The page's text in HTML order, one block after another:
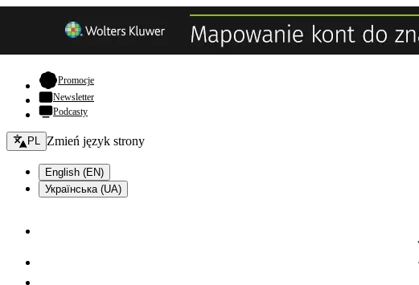
Promocje- otwiera się w nowej karcie
Newsletter
Podcasty
Zmień język - bieżący:
PL Zmień język strony
English (EN)
Українська (UA)